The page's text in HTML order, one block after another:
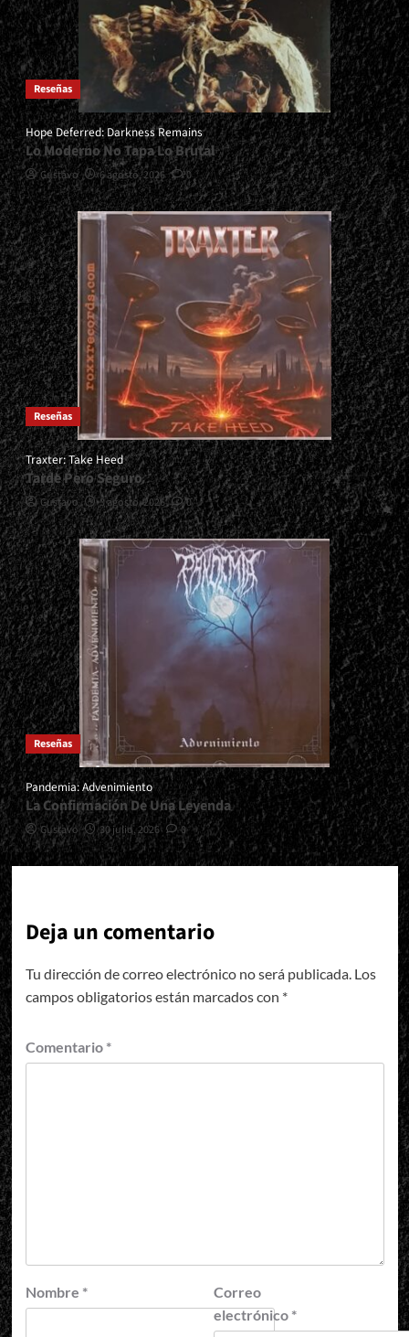
Reseñas
Hope Deferred: Darkness Remains
Lo Moderno No Tapa Lo Brutal
Gustavo 6 agosto, 2026 0
Reseñas
Traxter: Take Heed
Tarde Pero Seguro
Gustavo 3 agosto, 2026 0
Reseñas
Pandemia: Advenimiento
La Confirmación De Una Leyenda
Gustavo 30 julio, 2026 0
Deja un comentario
Tu dirección de correo electrónico no será publicada. Los
campos obligatorios están marcados con *
Comentario *
Nombre *
Correo
electrónico *